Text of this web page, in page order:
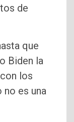
de
que
Biden la
los
no es una